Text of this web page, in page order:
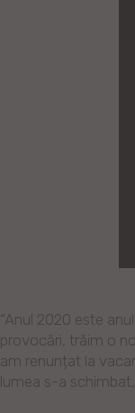
“Anul 2020 este
provocări, trăim o
am renunțat la
lumea s-a